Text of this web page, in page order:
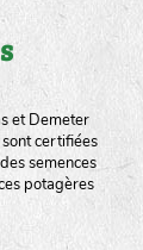
et Demeter
certifiées
semences
potagères